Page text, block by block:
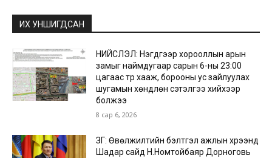
ИХ УНШИГДСАН
НИЙСЛЭЛ: Нэгдүгээр хорооллын арын
замыг наймдугаар сарын 6-ны 23:00
цагаас түр хааж, борооны ус зайлуулах
шугамын хөндлөн сэтэлгээ хийхээр
болжээ
8 сар 6, 2026
ЗГ: Өвөлжилтийн бэлтгэл ажлын хүрээнд
Шадар сайд Н.Номтойбаяр Дорноговь